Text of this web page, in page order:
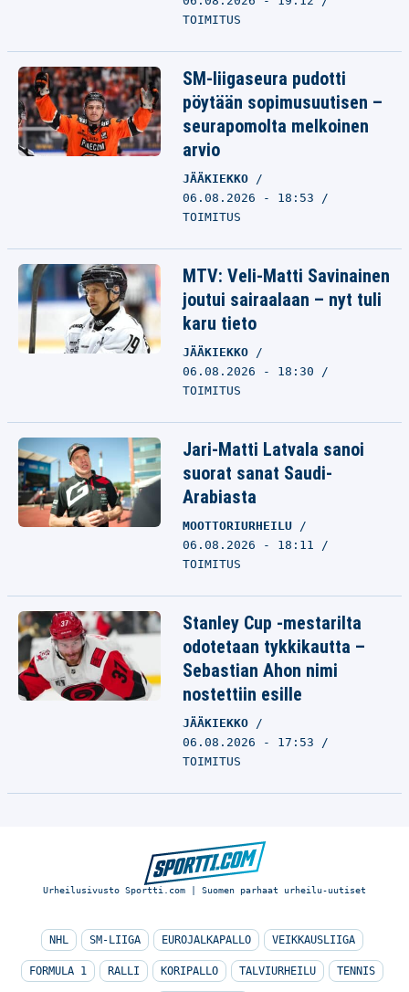
TOIMITUS
SM-liigaseura pudotti
pöytään sopimusuutisen –
seurapomolta melkoinen
arvio
JÄÄKIEKKO
06.08.2026 - 18:53
TOIMITUS
MTV: Veli-Matti Savinainen
joutui sairaalaan – nyt tuli
karu tieto
JÄÄKIEKKO
06.08.2026 - 18:30
TOIMITUS
Jari-Matti Latvala sanoi
suorat sanat Saudi-
Arabiasta
MOOTTORIURHEILU
06.08.2026 - 18:11
TOIMITUS
Stanley Cup -mestarilta
odotetaan tykkikautta –
Sebastian Ahon nimi
nostettiin esille
JÄÄKIEKKO
06.08.2026 - 17:53
TOIMITUS
Urheilusivusto Sportti.com | Suomen parhaat urheilu-uutiset
NHL SM-LIIGA EUROJALKAPALLO VEIKKAUSLIIGA
FORMULA 1 RALLI KORIPALLO TALVIURHEILU TENNIS